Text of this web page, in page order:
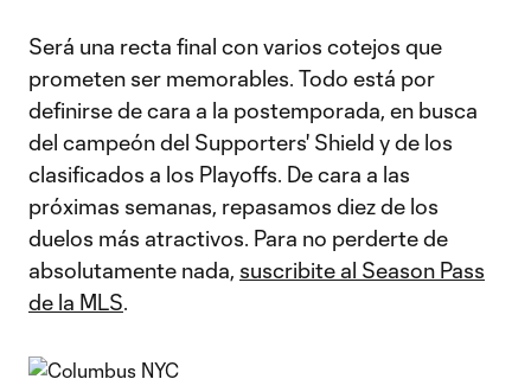
Será una recta final con varios cotejos que
prometen ser memorables. Todo está por
definirse de cara a la postemporada, en busca
del campeón del Supporters' Shield y de los
clasificados a los Playoffs. De cara a las
próximas semanas, repasamos diez de los
duelos más atractivos. Para no perderte de
absolutamente nada, suscribite al Season Pass
de la MLS.